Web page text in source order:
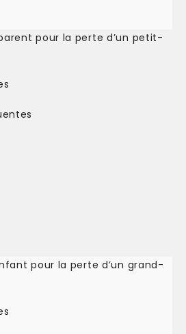
pour la perte d’un petit-
pour la perte d’un grand-